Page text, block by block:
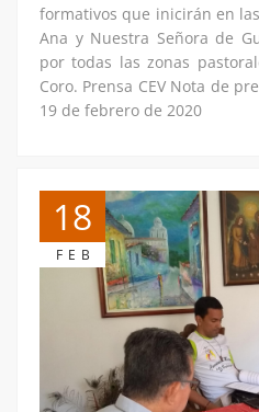
formativos que inicirán en
Ana y Nuestra Señora de
por todas las zonas
Coro. Prensa CEV Nota de
19 de febrero de 2020
18
FEB